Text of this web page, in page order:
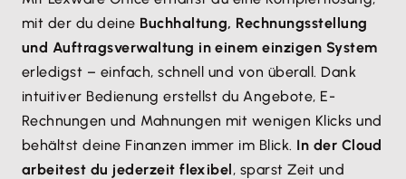
mit der du deine Buchhaltung, Rechnungsstellung
und Auftragsverwaltung in einem einzigen System
erledigst – einfach, schnell und von überall. Dank
intuitiver Bedienung erstellst du Angebote, E-
Rechnungen und Mahnungen mit wenigen Klicks und
behältst deine Finanzen immer im Blick. In der Cloud
arbeitest du jederzeit flexibel, sparst Zeit und